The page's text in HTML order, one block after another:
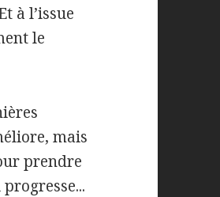
à l’issue
le
mais
prendre